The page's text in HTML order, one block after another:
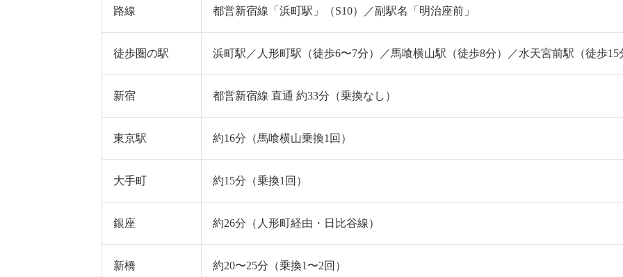
路線 都営新宿線「浜町駅」（S10）／副駅名「明治座前」
徒歩圏の駅 浜町駅／人形町駅（徒歩6〜7分）／馬喰横山駅（徒歩8分）／水天宮前駅（徒歩15
新宿 都営新宿線 直通 約33分（乗換なし）
東京駅 約16分（馬喰横山乗換1回）
大手町 約15分（乗換1回）
銀座 約26分（人形町経由・日比谷線）
新橋 約20〜25分（乗換1〜2回）